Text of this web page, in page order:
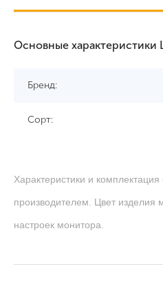
Основные характеристики
Бренд:
Сорт:
Характеристики и
производителем. Цвет изделия
настроек монитора.